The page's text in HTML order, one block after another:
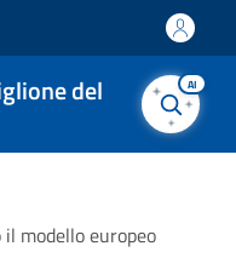
del AI
modello europeo